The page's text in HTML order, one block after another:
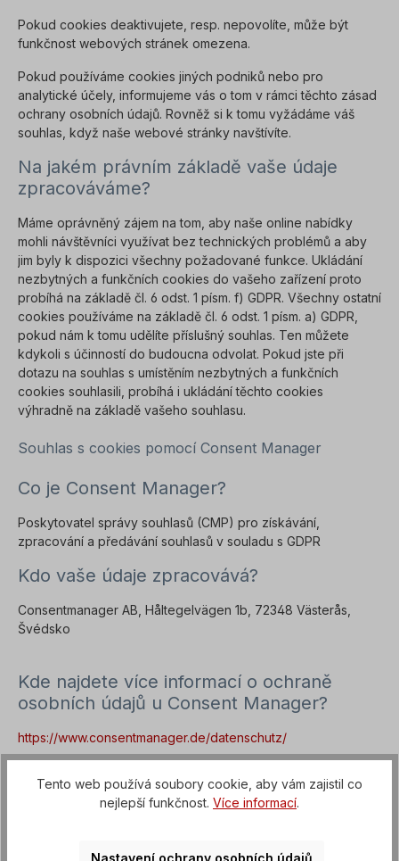
Pokud cookies deaktivujete, resp. nepovolíte, může být
funkčnost webových stránek omezena.
Pokud používáme cookies jiných podniků nebo pro
analytické účely, informujeme vás o tom v rámci těchto zásad
ochrany osobních údajů. Rovněž si k tomu vyžádáme váš
souhlas, když naše webové stránky navštívíte.
Na jakém právním základě vaše údaje
zpracováváme?
Máme oprávněný zájem na tom, aby naše online nabídky
mohli návštěvníci využívat bez technických problémů a aby
jim byly k dispozici všechny požadované funkce. Ukládání
nezbytných a funkčních cookies do vašeho zařízení proto
probíhá na základě čl. 6 odst. 1 písm. f) GDPR. Všechny ostatní
cookies používáme na základě čl. 6 odst. 1 písm. a) GDPR,
pokud nám k tomu udělíte příslušný souhlas. Ten můžete
kdykoli s účinností do budoucna odvolat. Pokud jste při
dotazu na souhlas s umístěním nezbytných a funkčních
cookies souhlasili, probíhá i ukládání těchto cookies
výhradně na základě vašeho souhlasu.
Souhlas s cookies pomocí Consent Manager
Co je Consent Manager?
Poskytovatel správy souhlasů (CMP) pro získávání,
zpracování a předávání souhlasů v souladu s GDPR
Kdo vaše údaje zpracovává?
Consentmanager AB, Håltegelvägen 1b, 72348 Västerås,
Švédsko
Kde najdete více informací o ochraně
osobních údajů u Consent Manager?
https://www.consentmanager.de/datenschutz/
Consent Manager nasazujeme, abychom získali váš souhlas s
Tento web používá soubory cookie, aby vám zajistil co
nejlepší funkčnost. Více informací.
Nastavení ochrany osobních údajů